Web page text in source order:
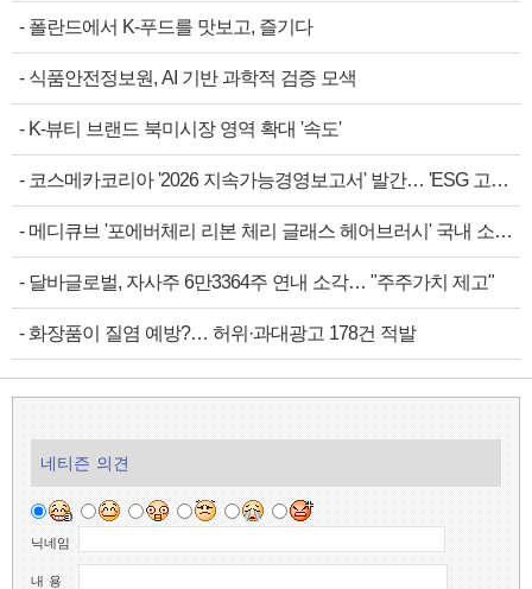
- 폴란드에서 K-푸드를 맛보고, 즐기다
- 식품안전정보원, AI 기반 과학적 검증 모색
- K-뷰티 브랜드 북미시장 영역 확대 '속도'
- 코스메카코리아 '2026 지속가능경영보고서' 발간… 'ESG 고…
- 메디큐브 '포에버체리 리본 체리 글래스 헤어브러시' 국내 소…
- 달바글로벌, 자사주 6만3364주 연내 소각… "주주가치 제고"
- 화장품이 질염 예방?… 허위·과대광고 178건 적발
네티즌 의견
닉네임
내 용